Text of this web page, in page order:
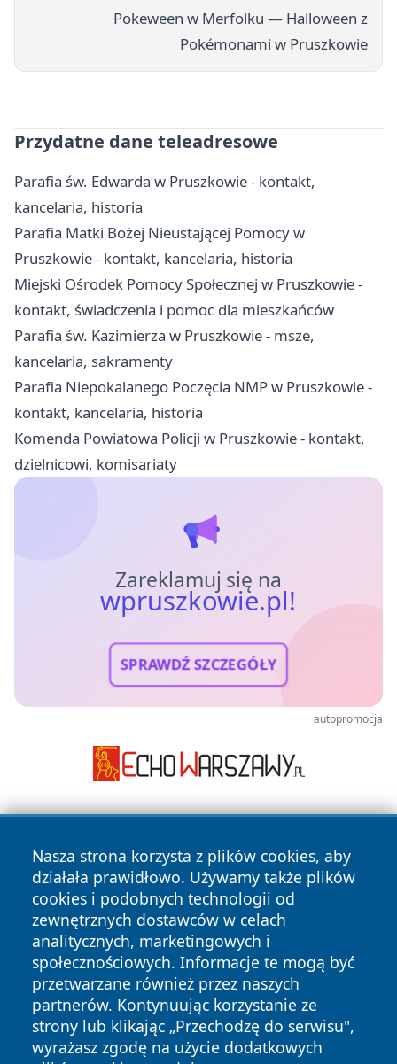
Pokeween w Merfolku — Halloween z
Pokémonami w Pruszkowie
Przydatne dane teleadresowe
Parafia św. Edwarda w Pruszkowie - kontakt,
kancelaria, historia
Parafia Matki Bożej Nieustającej Pomocy w
Pruszkowie - kontakt, kancelaria, historia
Miejski Ośrodek Pomocy Społecznej w Pruszkowie -
kontakt, świadczenia i pomoc dla mieszkańców
Parafia św. Kazimierza w Pruszkowie - msze,
kancelaria, sakramenty
Parafia Niepokalanego Poczęcia NMP w Pruszkowie -
kontakt, kancelaria, historia
Komenda Powiatowa Policji w Pruszkowie - kontakt,
dzielnicowi, komisariaty
Zareklamuj się na
wpruszkowie.pl!
SPRAWDŹ SZCZEGÓŁY
autopromocja
Nasza strona korzysta z plików cookies, aby
działała prawidłowo. Używamy także plików
cookies i podobnych technologii od
zewnętrznych dostawców w celach
analitycznych, marketingowych i
społecznościowych. Informacje te mogą być
przetwarzane również przez naszych
partnerów. Kontynuując korzystanie ze
strony lub klikając „Przechodzę do serwisu",
wyrażasz zgodę na użycie dodatkowych
Copyright © 2026 wpruszkowie.pl Wszystkie prawa
zastrzeżone.
News Autorzy
Polityka
Prywatności
Polityka
Cookies